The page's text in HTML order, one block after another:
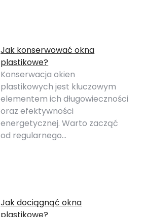
Jak konserwować okna
plastikowe?
Konserwacja okien
plastikowych jest kluczowym
elementem ich długowieczności
oraz efektywności
energetycznej. Warto zacząć
od regularnego…
Jak dociągnąć okna